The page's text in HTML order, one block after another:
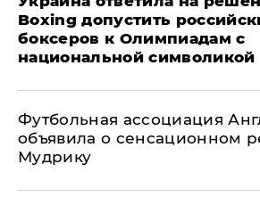
Boxing допустить
боксеров к Олимпиадам с
национальной символикой
Футбольная ассоциация
объявила о сенсационном
Мудрику